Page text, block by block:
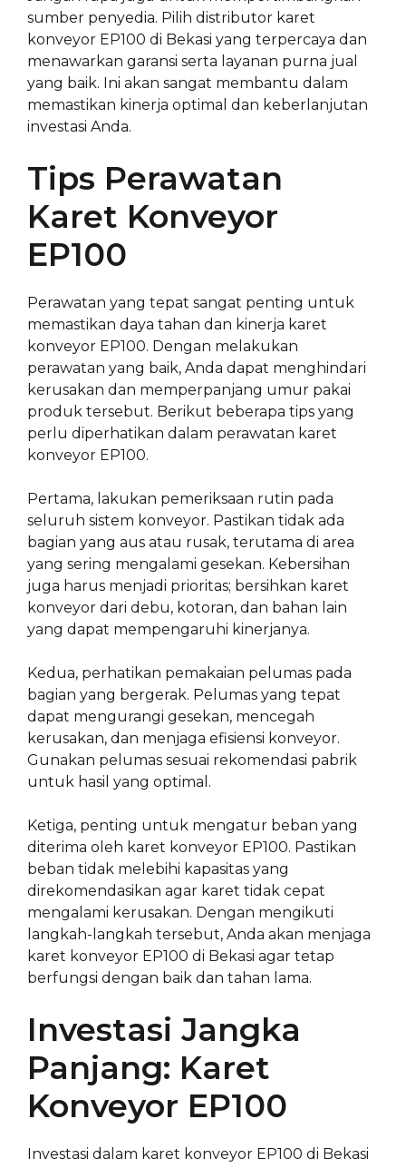
sumber penyedia. Pilih distributor karet
konveyor EP100 di Bekasi yang terpercaya dan
menawarkan garansi serta layanan purna jual
yang baik. Ini akan sangat membantu dalam
memastikan kinerja optimal dan keberlanjutan
investasi Anda.
Tips Perawatan
Karet Konveyor
EP100
Perawatan yang tepat sangat penting untuk
memastikan daya tahan dan kinerja karet
konveyor EP100. Dengan melakukan
perawatan yang baik, Anda dapat menghindari
kerusakan dan memperpanjang umur pakai
produk tersebut. Berikut beberapa tips yang
perlu diperhatikan dalam perawatan karet
konveyor EP100.
Pertama, lakukan pemeriksaan rutin pada
seluruh sistem konveyor. Pastikan tidak ada
bagian yang aus atau rusak, terutama di area
yang sering mengalami gesekan. Kebersihan
juga harus menjadi prioritas; bersihkan karet
konveyor dari debu, kotoran, dan bahan lain
yang dapat mempengaruhi kinerjanya.
Kedua, perhatikan pemakaian pelumas pada
bagian yang bergerak. Pelumas yang tepat
dapat mengurangi gesekan, mencegah
kerusakan, dan menjaga efisiensi konveyor.
Gunakan pelumas sesuai rekomendasi pabrik
untuk hasil yang optimal.
Ketiga, penting untuk mengatur beban yang
diterima oleh karet konveyor EP100. Pastikan
beban tidak melebihi kapasitas yang
direkomendasikan agar karet tidak cepat
mengalami kerusakan. Dengan mengikuti
langkah-langkah tersebut, Anda akan menjaga
karet konveyor EP100 di Bekasi agar tetap
berfungsi dengan baik dan tahan lama.
Investasi Jangka
Panjang: Karet
Konveyor EP100
Investasi dalam karet konveyor EP100 di Bekasi